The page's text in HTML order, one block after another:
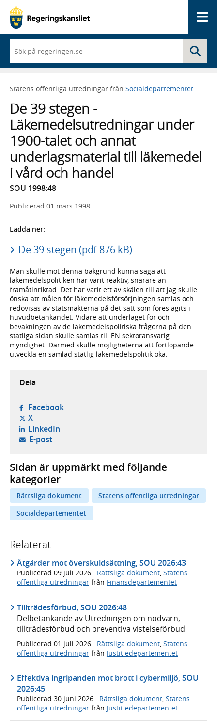
du
börjar
skriva
framträder
lista
med
sökförslag
Statens offentliga utredningar från Socialdepartementet
De 39 stegen -
Läkemedelsutredningar under
1900-talet och annat
underlagsmaterial till läkemedel
i vård och handel
SOU 1998:48
Publicerad 01 mars 1998
Ladda ner:
De 39 stegen (pdf 876 kB)
Man skulle mot denna bakgrund kunna säga att
läkemedelspolitiken har varit reaktiv, snarare än
framåtinriktad. Det har varit ett av skälen till att jag skulle
önska att målen för läkemedelsförsörjningen samlas och
redovisas av statsmakterna på det sätt som föreslagits i
huvudbetänkandet. Vidare att underlaget för och
bevakningen av de läkemedelspolitiska frågorna på den
statliga sidan skulle samlas till EN sektoransvarig
myndighet. Därmed skulle möjligheterna att fortlöpande
utveckla en samlad statlig läkemedelspolitik öka.
Dela
Facebook- öppnas i ny flik, extern webbplats,
X- öppnas i ny flik, extern webbplats,
LinkedIn- öppnas i ny flik, extern webbplats,
E-post- öppnar din e-postklient,
Sidan är uppmärkt med följande
kategorier
Rättsliga dokument
Statens offentliga utredningar
Socialdepartementet
Relaterat
Åtgärder mot överskuldsättning, SOU 2026:43
Publicerad 09 juli 2026 · Rättsliga dokument, Statens
offentliga utredningar från Finansdepartementet
Tillträdesförbud, SOU 2026:48
Delbetänkande av Utredningen om nödvärn,
tillträdesförbud och preventiva vistelseförbud
Publicerad 01 juli 2026 · Rättsliga dokument Statens
offentliga utredningar från Justitiedepartementet
Effektiva ingripanden mot brott i cybermiljö, SOU
2026:45
Publicerad 30 juni 2026 · Rättsliga dokument, Statens
offentliga utredningar från Justitiedepartementet